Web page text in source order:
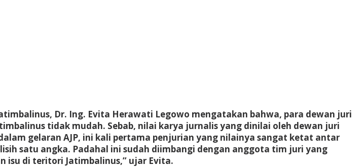
Dr. Ing. Evita Herawati Legowo mengatakan bahwa, para dewan juri
tidak mudah. Sebab, nilai karya jurnalis yang dinilai oleh dewan juri
gelaran AJP, ini kali pertama penjurian yang nilainya sangat ketat antar
satu angka. Padahal ini sudah diimbangi dengan anggota tim juri yang
isu di teritori Jatimbalinus,” ujar Evita.